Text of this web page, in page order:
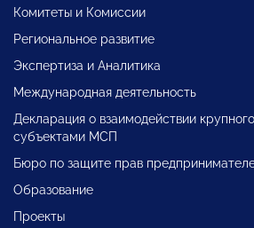
Комитеты и Комиссии
Региональное развитие
Экспертиза и Аналитика
Международная деятельность
Декларация о взаимодействии
субъектами МСП
Бюро по защите прав
Образование
Проекты